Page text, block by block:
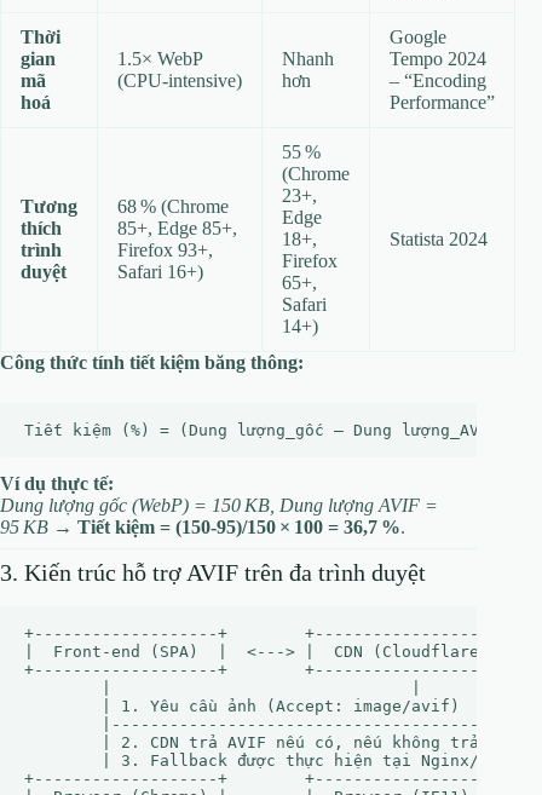
Thời
gian
mã
hoá
1.5× WebP
(CPU‑intensive)
Nhanh
hơn
Google
Tempo 2024
– “Encoding
Performance”
Tương
thích
trình
duyệt
68 % (Chrome
85+, Edge 85+,
Firefox 93+,
Safari 16+)
55 %
(Chrome
23+,
Edge
18+,
Firefox
65+,
Safari
14+)
Statista 2024
Công thức tính tiết kiệm băng thông:
Ví dụ thực tế:
Dung lượng gốc (WebP) = 150 KB, Dung lượng AVIF =
95 KB → Tiết kiệm = (150‑95)/150 × 100 = 36,7 %.
3. Kiến trúc hỗ trợ AVIF trên đa trình duyệt
+-------------------+        +-------------------+
|  Front‑end (SPA)  |  <---> |  CDN (Cloudflare) |
+-------------------+        +-------------------+
| 1. Yêu cầu ảnh (Accept: image/avif)
| 2. CDN trả AVIF nếu có, nếu không trả WebP/
| 3. Fallback được thực hiện tại Nginx/Edge
+-------------------+        +-------------------+